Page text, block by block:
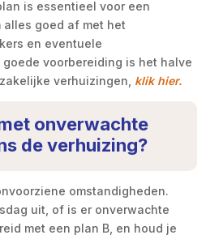
is essentieel voor een
alles goed af met het
en eventuele
voorbereiding is het halve
verhuizingen, klik hier.
onverwachte
de verhuizing?
omstandigheden.
uit, of is er onverwachte
met een plan B, en houd je